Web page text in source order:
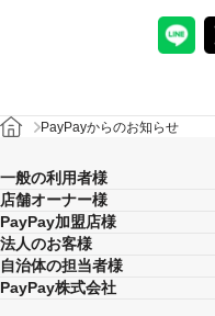
PayPayからのお知らせ
一般の利用者様
店舗オーナー様
PayPay加盟店様
法人のお客様
自治体の担当者様
PayPay株式会社